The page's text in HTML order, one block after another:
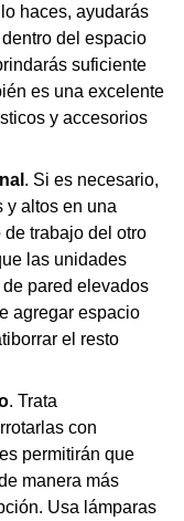
haces, ayudarás
del espacio
suficiente
es una excelente
y accesorios
. Si es necesario,
y altos en una
trabajo del otro
las unidades
pared elevados
agregar espacio
el resto
. Trata
con
permitirán que
manera más
Usa lámparas